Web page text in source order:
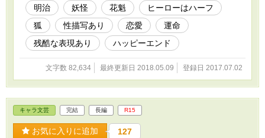
し、戦争を乗り越え手に入れた家庭に忘れかけ
ていた事件が起こる。 果たしてその足枷は本
当に解けたのかーー。 ※ほんのり和風なファン
タジー。アルファポリスのみ改稿版となってお
ります。 ※Ｒ18に予告はございません
明治 妖怪 花魁
ヒーローはハーフ
狐
性描写あり 恋愛
運命
残酷な表現あり
ハッピーエンド
文字数 82,634 最終更新日 2018.05.09 登録日 2017.07.02
キャラ文芸 完結 長編 R15
お気に入りに追加 127